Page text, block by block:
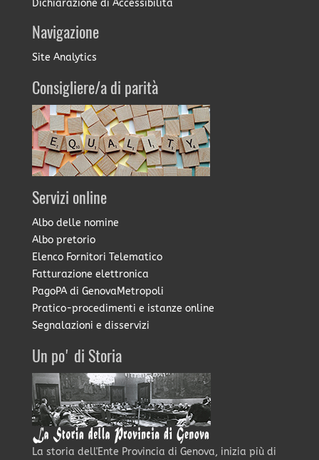
Dichiarazione di Accessibilità
Navigazione
Site Analytics
Consigliere/a di parità
Servizi online
Albo delle nomine
Albo pretorio
Elenco Fornitori Telematico
Fatturazione elettronica
PagoPA di GenovaMetropoli
Pratico-procedimenti e istanze online
Segnalazioni e disservizi
Un po' di Storia
La storia dell'Ente Provincia di Genova, inizia più di